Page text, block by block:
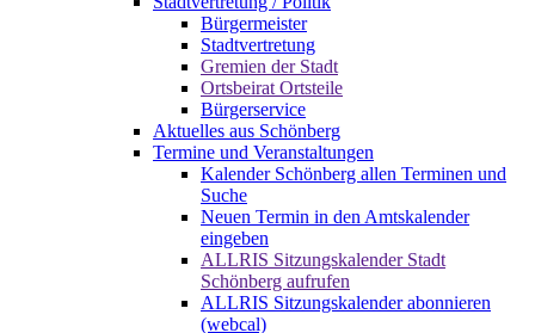
Bürgermeister
Stadtvertretung
Gremien der Stadt
Ortsbeirat Ortsteile
Bürgerservice
Aktuelles aus Schönberg
Termine und Veranstaltungen
Kalender Schönberg allen Terminen und
Suche
Neuen Termin in den Amtskalender
eingeben
ALLRIS Sitzungskalender Stadt
Schönberg aufrufen
ALLRIS Sitzungskalender abonnieren
(webcal)